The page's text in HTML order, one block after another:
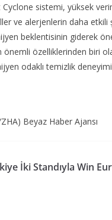
Cyclone sistemi, yüksek
ve alerjenlerin daha etkili
beklentisinin giderek
özelliklerinden biri
odaklı temizlik
Beyaz Haber Ajansı
İki Standıyla Win